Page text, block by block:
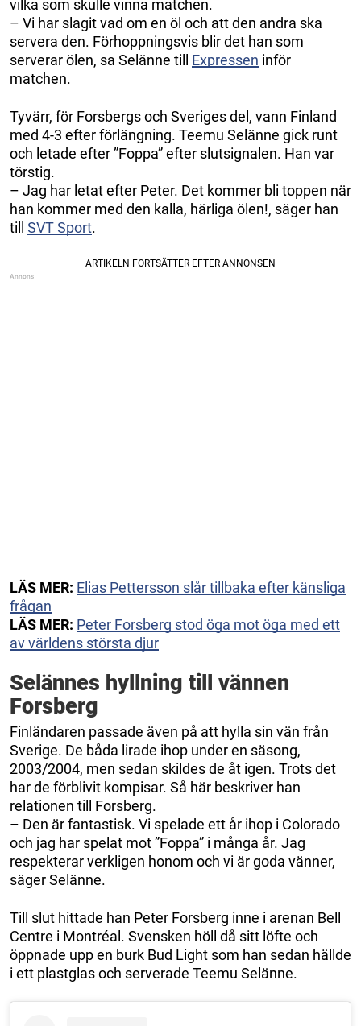
vilka som skulle vinna matchen.
– Vi har slagit vad om en öl och att den andra ska
servera den. Förhoppningsvis blir det han som
serverar ölen, sa Selänne till Expressen inför
matchen.
Tyvärr, för Forsbergs och Sveriges del, vann Finland
med 4-3 efter förlängning. Teemu Selänne gick runt
och letade efter ”Foppa” efter slutsignalen. Han var
törstig.
– Jag har letat efter Peter. Det kommer bli toppen när
han kommer med den kalla, härliga ölen!, säger han
till SVT Sport.
LÄS MER: Elias Pettersson slår tillbaka efter känsliga
frågan
LÄS MER: Peter Forsberg stod öga mot öga med ett
av världens största djur
Selännes hyllning till vännen
Forsberg
Finländaren passade även på att hylla sin vän från
Sverige. De båda lirade ihop under en säsong,
2003/2004, men sedan skildes de åt igen. Trots det
har de förblivit kompisar. Så här beskriver han
relationen till Forsberg.
– Den är fantastisk. Vi spelade ett år ihop i Colorado
och jag har spelat mot ”Foppa” i många år. Jag
respekterar verkligen honom och vi är goda vänner,
säger Selänne.
Till slut hittade han Peter Forsberg inne i arenan Bell
Centre i Montréal. Svensken höll då sitt löfte och
öppnade upp en burk Bud Light som han sedan hällde
i ett plastglas och serverade Teemu Selänne.